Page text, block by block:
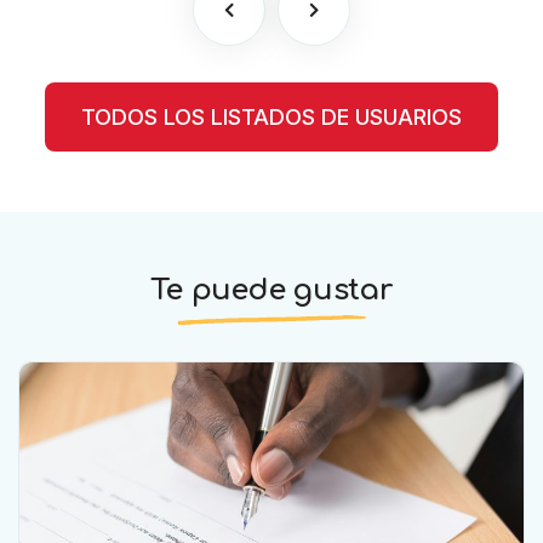
TODOS LOS LISTADOS DE USUARIOS
Te puede gustar